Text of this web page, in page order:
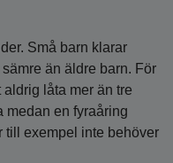
Små barn klarar
än äldre barn. För
låta mer än tre
medan en fyraåring
till exempel inte behöver